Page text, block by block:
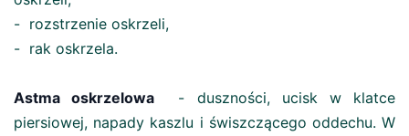
- rozstrzenie oskrzeli,
- rak oskrzela.
Astma oskrzelowa - duszności, ucisk w klatce
piersiowej, napady kaszlu i świszczącego oddechu. W